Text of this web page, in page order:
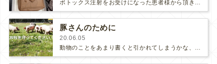
ボトックス注射をお受けになった患者様から頂きましたチョコレートケーキ🎵こんな感想頂きました。『他院でボトックスを額に打った時…
豚さんのために
20.06.05
動物のことをあまり書くと引かれてしまうかな、と思って動物ネタは多くても月に１度まで、と決めているんですが、今回はパブリックコメン…